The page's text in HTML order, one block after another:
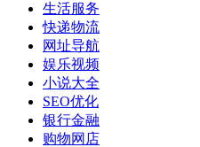
生活服务
快递物流
网址导航
娱乐视频
小说大全
SEO优化
银行金融
购物网店